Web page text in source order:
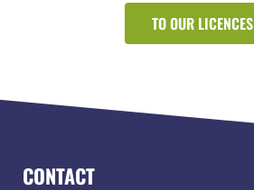
TO OUR LICENCES
CONTACT